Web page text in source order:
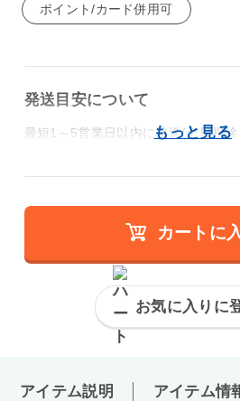
ポイント/カード併用可
発送目安について
最短1～5営業日以内に発送(土日祝除
カートに
お気に入りに
アイテム説明 アイテム情